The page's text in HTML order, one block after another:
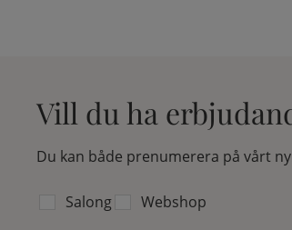
Vill du ha
Du kan både prenumerera på vårt
Välj vilken lista du vill prenumerera på:
Salong
Webshop